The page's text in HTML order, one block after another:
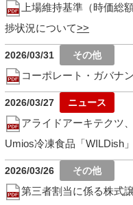
上場維持基準（時価総
捗状況について
2026/03/31
コーポレート・ガバナ
2026/03/27
アライドアーキテクツ
Umios冷凍食品「WILDish
2026/03/26
第三者割当に係る株式